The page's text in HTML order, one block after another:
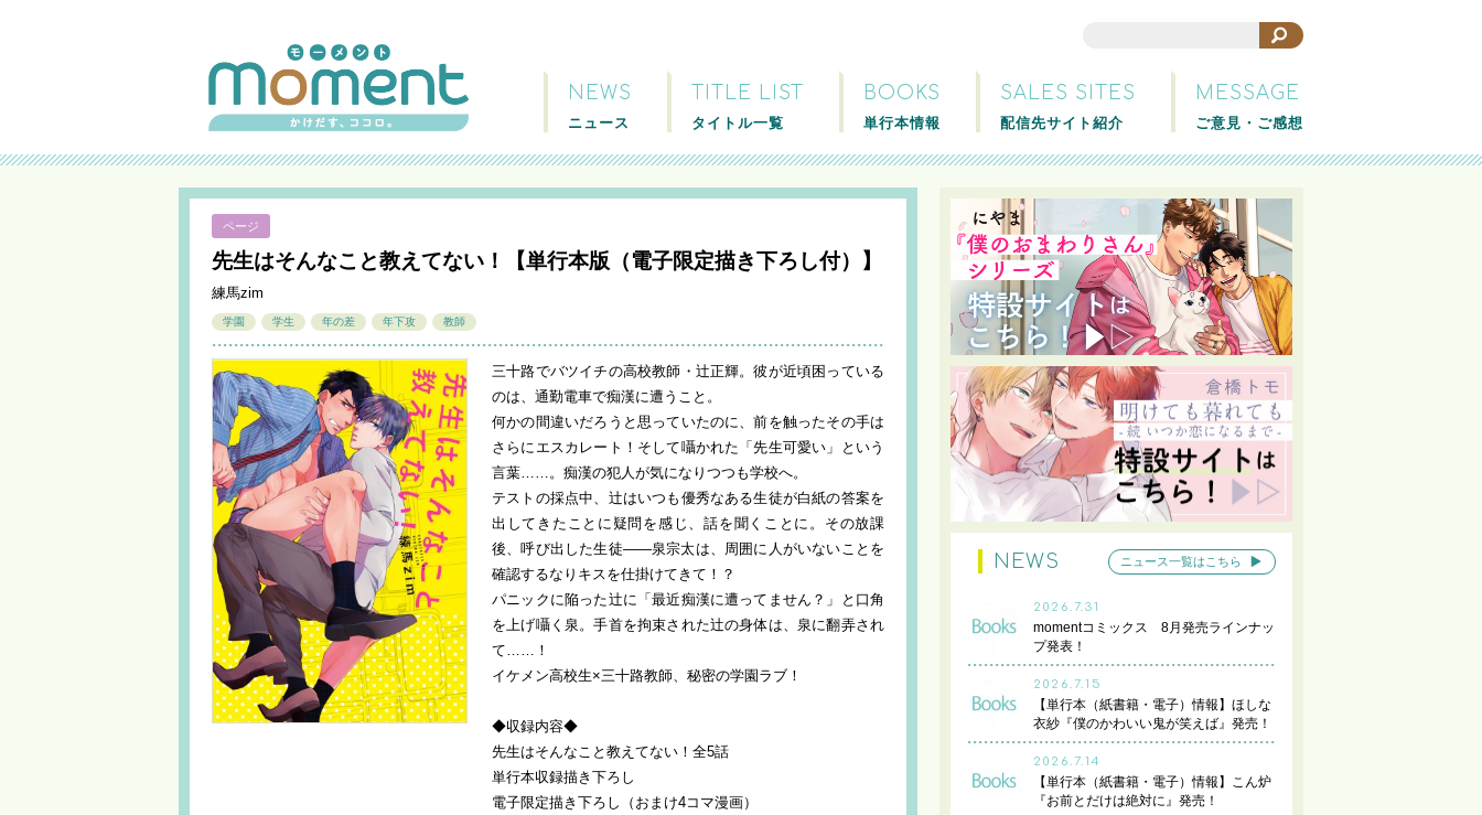
NEWS
ニュース
TITLE LIST
タイトル一覧
BOOKS
単行本情報
SALES SITES
配信先サイト紹介
MESSAGE
ご意見・ご感想
ページ
先生はそんなこと教えてない！【単行本版（電子限定描き下ろし付）】
練馬zim
学園 学生 年の差 年下攻 教師
三十路でバツイチの高校教師・辻正輝。彼が近頃困っている
のは、通勤電車で痴漢に遭うこと。
何かの間違いだろうと思っていたのに、前を触ったその手は
さらにエスカレート！そして囁かれた「先生可愛い」という
言葉……。痴漢の犯人が気になりつつも学校へ。
テストの採点中、辻はいつも優秀なある生徒が白紙の答案を
出してきたことに疑問を感じ、話を聞くことに。その放課
後、呼び出した生徒――泉宗太は、周囲に人がいないことを
確認するなりキスを仕掛けてきて！？
パニックに陥った辻に「最近痴漢に遭ってません？」と口角
を上げ囁く泉。手首を拘束された辻の身体は、泉に翻弄され
て……！
イケメン高校生×三十路教師、秘密の学園ラブ！
◆収録内容◆
先生はそんなこと教えてない！全5話
単行本収録描き下ろし
電子限定描き下ろし（おまけ4コマ漫画）
NEWS ニュース一覧はこちら
2026.7.31
momentコミックス 8月発売ラインナッ
プ発表！
2026.7.15
【単行本（紙書籍・電子）情報】ほしな
衣紗『僕のかわいい鬼が笑えば』発売！
2026.7.14
【単行本（紙書籍・電子）情報】こん炉
『お前とだけは絶対に』発売！